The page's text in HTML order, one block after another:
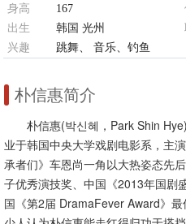
身高
167
出生
韩国 光州
兴趣
跳舞、 音乐、钓鱼
朴信惠简介
朴信惠(박신혜，Park Shin
业于韩国中央大学戏剧电影系，主
承者们》车恩尚一角以大热姿态先
子优秀演技奖、中国《2013年国剧
国《第2届 DramaFever Award》